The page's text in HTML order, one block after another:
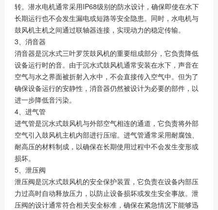
转。潜水电机通常采用IP68级别的防水设计，确保即使在水下
长期运行也不会发生漏电或短路等安全隐患。同时，水电机与
鼓风机主机之间通过联轴器连接，实现动力的稳定传输。
3、消音器
消音器是沉水式三叶罗茨鼓风机的重要组成部分，它负责降低
设备运行时的音。由于沉水式鼓风机通常安装在水下，声音在
空气与水之界面被折射入水中，不会直接传入空气中。但为了
确保设备运行的安静性，消音器仍然被设计为必要的部件，以
进一步降低音污染。
4、进气管
进气管是沉水式鼓风机与外部空气相连的通道，它负责将外部
空气引入鼓风机主机内部进行压缩。进气管通常采用耐腐蚀、
耐高压的材料制成，以确保在长期使用过程中不会发生变形或
损坏。
5、泄压阀
泄压阀是沉水式鼓风机的安全保护装置，它负责在设备内部压
力过高时自动释放压力，以防止设备损坏或发生安全事故。泄
压阀的设计通常符合相关安全标准，确保在紧急情况下能够迅